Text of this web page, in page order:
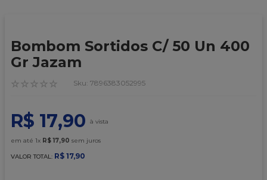
Bombom Sortidos C/ 50 Un 400
Gr Jazam
☆ ☆ ☆ ☆ ☆ : 7896383052995
R$ 17,90
em até 1x R$ 17,90 sem juros
VALOR TOTAL: R$ 17,90
6
sacola
9º
granulado
10º chocolate